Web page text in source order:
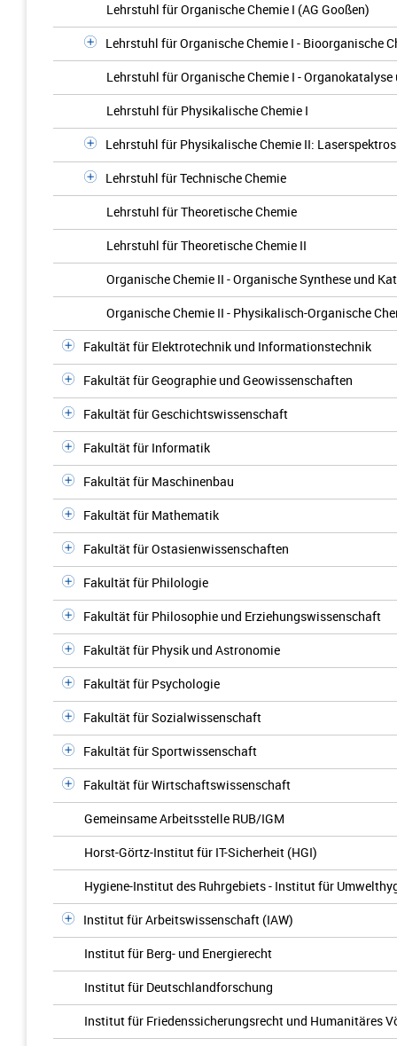
Lehrstuhl für Organische Chemie I (AG Gooßen)
Lehrstuhl für Organische Chemie I - Bioorganische
Lehrstuhl für Organische Chemie I -
Lehrstuhl für Physikalische Chemie I
Lehrstuhl für Physikalische Chemie II:
Lehrstuhl für Technische Chemie
Lehrstuhl für Theoretische Chemie
Lehrstuhl für Theoretische Chemie II
Organische Chemie II - Organische Synthese und
Organische Chemie II - Physikalisch-Organische
Fakultät für Elektrotechnik und Informationstechnik
Fakultät für Geographie und Geowissenschaften
Fakultät für Geschichtswissenschaft
Fakultät für Informatik
Fakultät für Maschinenbau
Fakultät für Mathematik
Fakultät für Ostasienwissenschaften
Fakultät für Philologie
Fakultät für Philosophie und Erziehungswissenschaft
Fakultät für Physik und Astronomie
Fakultät für Psychologie
Fakultät für Sozialwissenschaft
Fakultät für Sportwissenschaft
Fakultät für Wirtschaftswissenschaft
Gemeinsame Arbeitsstelle RUB/IGM
Horst-Görtz-Institut für IT-Sicherheit (HGI)
Hygiene-Institut des Ruhrgebiets - Institut für
Institut für Arbeitswissenschaft (IAW)
Institut für Berg- und Energierecht
Institut für Deutschlandforschung
Institut für Friedenssicherungsrecht und Humanitäres